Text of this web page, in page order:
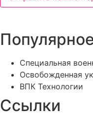
Специальная
Освобожденная
ВПК Технологии
Ссылки